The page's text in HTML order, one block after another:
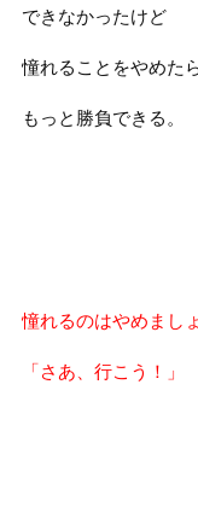
できなかったけど
憧れることをやめた
もっと勝負できる。
憧れるのはやめましょ
「さあ、行こう！」